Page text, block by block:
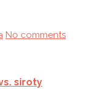
No comments
siroty